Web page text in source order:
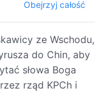
Obejrzyj całość
ze Wschodu,
do Chin, aby
słowa Boga
rząd KPCh i